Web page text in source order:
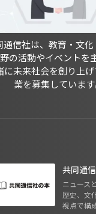
通信社は、教育・文
の活動やイベントを
に未来社会を創り上
業を募集しています
共同通
ニュース
歴史、文
視点で構